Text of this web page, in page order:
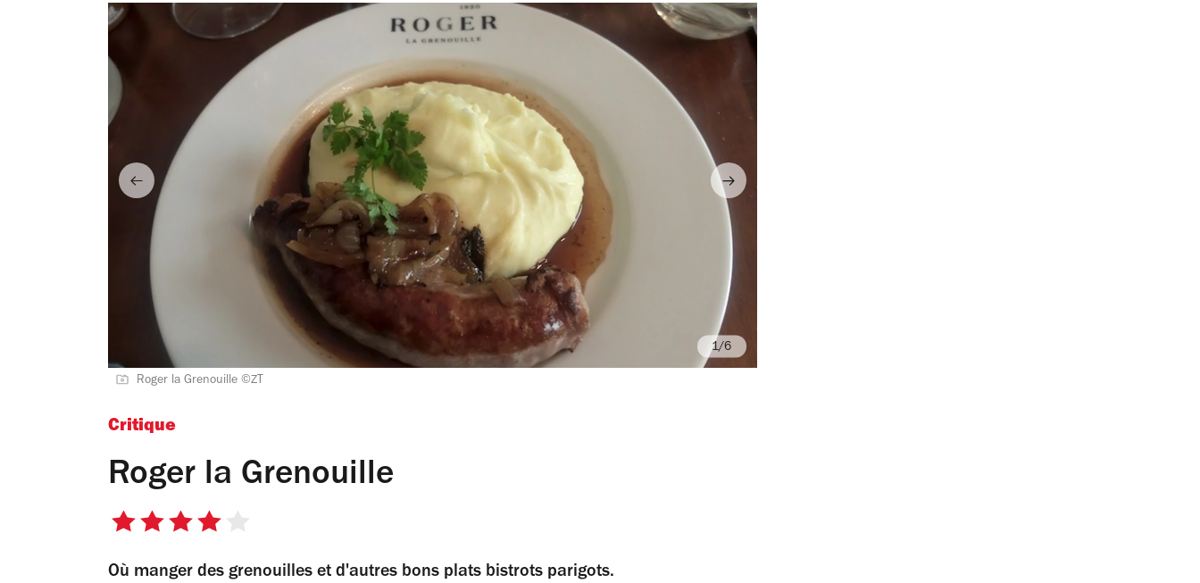
Roger la Grenouille ©ZT
/6
Critique
Roger la Grenouille
4
5
Où manger des grenouilles et d'autres bons plats bistrots parigots.